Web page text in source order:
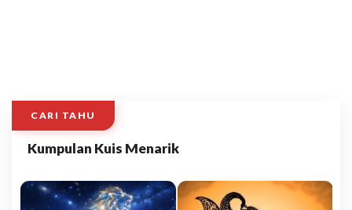
CARI TAHU
Kumpulan Kuis Menarik